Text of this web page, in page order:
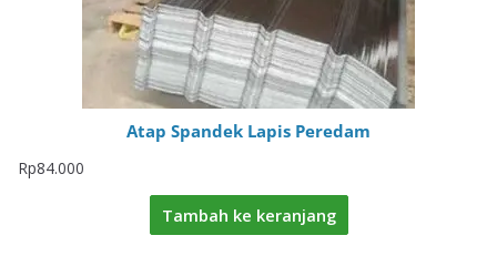
Atap Spandek Lapis Peredam
Rp84.000
Tambah ke keranjang